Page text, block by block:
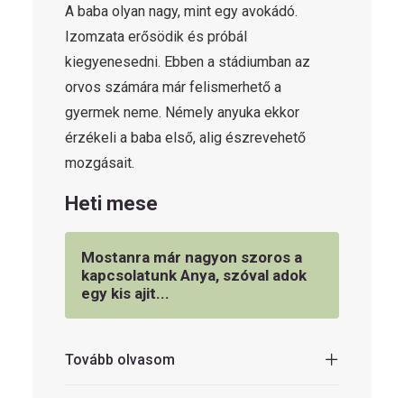
A baba olyan nagy, mint egy avokádó.
Izomzata erősödik és próbál
kiegyenesedni. Ebben a stádiumban az
orvos számára már felismerhető a
gyermek neme. Némely anyuka ekkor
érzékeli a baba első, alig észrevehető
mozgásait.
Heti mese
Mostanra már nagyon szoros a
kapcsolatunk Anya, szóval adok
egy kis ajit...
Tovább olvasom